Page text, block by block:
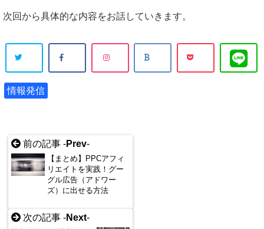
次回から具体的な内容をお話していきます。
情報発信
前の記事 -Prev-
【まとめ】PPCアフィ
リエイトを実践！グー
グル広告（アドワー
ズ）に出せる方法
次の記事 -Next-